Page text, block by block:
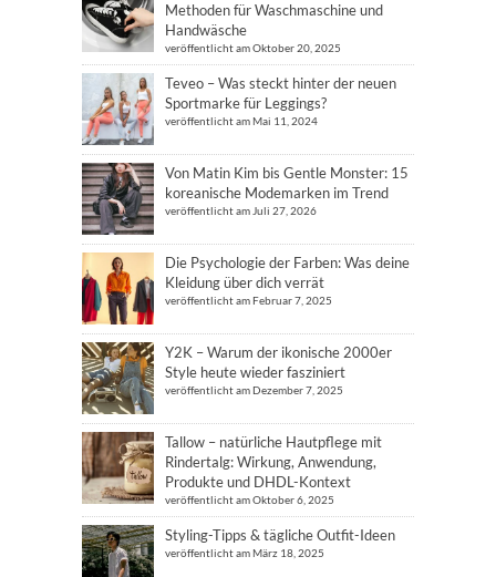
Methoden für Waschmaschine und
Handwäsche
veröffentlicht am Oktober 20, 2025
Teveo – Was steckt hinter der neuen
Sportmarke für Leggings?
veröffentlicht am Mai 11, 2024
Von Matin Kim bis Gentle Monster: 15
koreanische Modemarken im Trend
veröffentlicht am Juli 27, 2026
Die Psychologie der Farben: Was deine
Kleidung über dich verrät
veröffentlicht am Februar 7, 2025
Y2K – Warum der ikonische 2000er
Style heute wieder fasziniert
veröffentlicht am Dezember 7, 2025
Tallow – natürliche Hautpflege mit
Rindertalg: Wirkung, Anwendung,
Produkte und DHDL-Kontext
veröffentlicht am Oktober 6, 2025
Styling-Tipps & tägliche Outfit-Ideen
veröffentlicht am März 18, 2025